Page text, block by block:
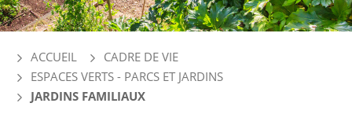
ACCUEIL
CADRE DE VIE
ESPACES VERTS - PARCS ET JARDINS
JARDINS FAMILIAUX